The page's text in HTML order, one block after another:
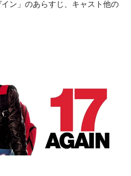
イン」のあらすじ、キャスト他の